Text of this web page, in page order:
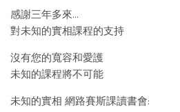
感謝三年多來…
對未知的實相課程的支持
沒有您的寬容和愛護
未知的課程將不可能
未知的實相 網路賽斯課讀書會: